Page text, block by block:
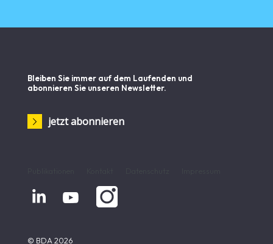
Bleiben Sie immer auf dem Laufenden und
abonnieren Sie unseren Newsletter.
jetzt abonnieren
 
© BDA 2026